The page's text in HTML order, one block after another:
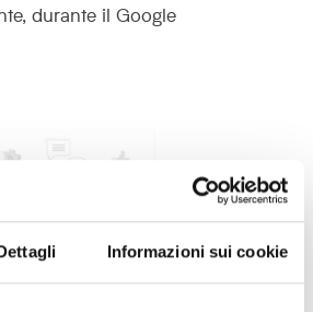
Informazioni sui cookie
durante il Google